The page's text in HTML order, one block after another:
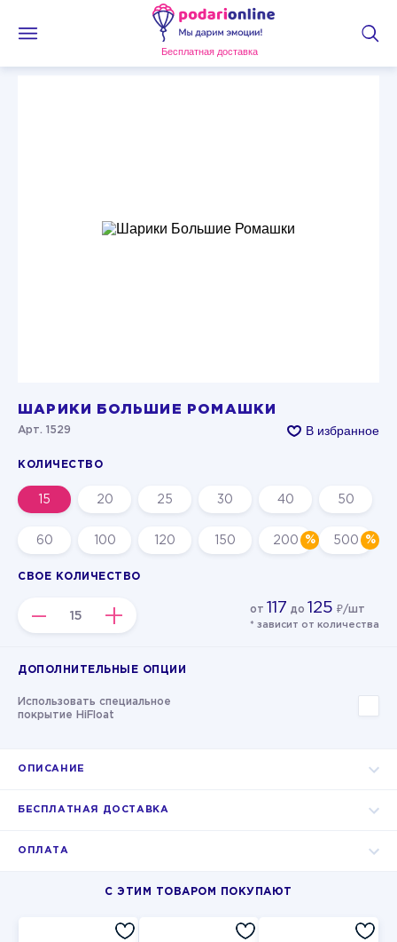
Бесплатная доставка
ШАРИКИ БОЛЬШИЕ РОМАШКИ
Арт. 1529 В избранное
КОЛИЧЕСТВО
15 20 25 30 40 50
60 100 120 150 200 500
СВОЕ КОЛИЧЕСТВО
– + от 117 до 125 ₽/шт
* зависит от количества
ДОПОЛНИТЕЛЬНЫЕ ОПЦИИ
Использовать специальное
покрытие HiFloat
ОПИСАНИЕ
БЕСПЛАТНАЯ ДОСТАВКА
ОПЛАТА
С ЭТИМ ТОВАРОМ ПОКУПАЮТ